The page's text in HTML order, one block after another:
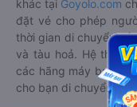
khác tại Goyolo.com
đặt vé cho phép
thời gian di chuyển
và tàu hoả. Hệ
các hãng máy bay,
cho bạn di chuyển.